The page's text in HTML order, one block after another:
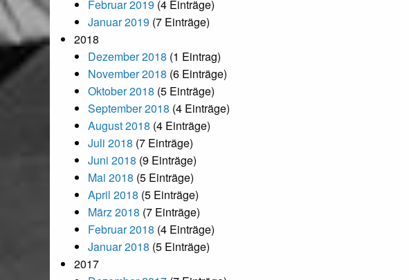
Februar 2019 (4 Einträge)
Januar 2019 (7 Einträge)
2018
Dezember 2018 (1 Eintrag)
November 2018 (6 Einträge)
Oktober 2018 (5 Einträge)
September 2018 (4 Einträge)
August 2018 (4 Einträge)
Juli 2018 (7 Einträge)
Juni 2018 (9 Einträge)
Mai 2018 (5 Einträge)
April 2018 (5 Einträge)
März 2018 (7 Einträge)
Februar 2018 (4 Einträge)
Januar 2018 (5 Einträge)
2017